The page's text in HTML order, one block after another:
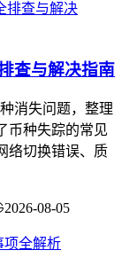
查与解决指南
消失问题，整理
币种失踪的常见
络切换错误、质
2026-08-05